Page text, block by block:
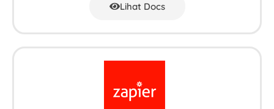
Lihat Docs